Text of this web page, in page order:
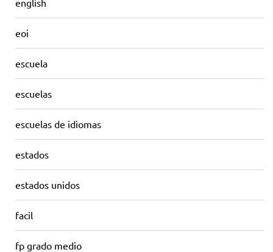
english
eoi
escuela
escuelas
escuelas de idiomas
estados
estados unidos
facil
fp grado medio